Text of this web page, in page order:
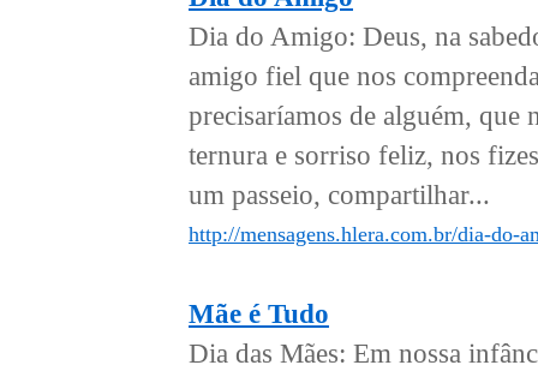
Dia do Amigo: Deus, na
amigo fiel que nos
precisaríamos de alguém, que
ternura e sorriso feliz, nos
um passeio, compartilhar...
http://mensagens.hlera.com.br/dia-do-
Mãe é Tudo
Dia das Mães: Em nossa